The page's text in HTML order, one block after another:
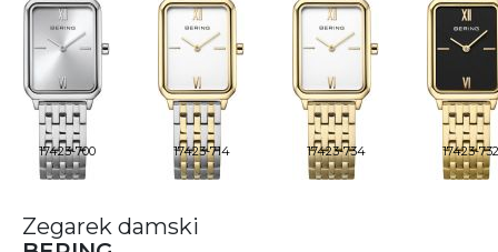
17423-700 17423-714 17423-734 17423-732
Zegarek damski